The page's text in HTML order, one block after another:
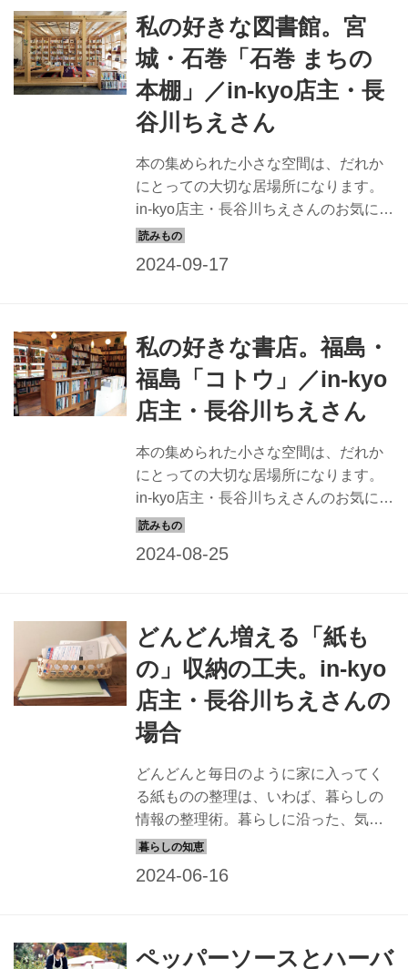
私の好きな図書館。宮
城・石巻「石巻 まちの
本棚」／in-kyo店主・長
谷川ちえさん
本の集められた小さな空間は、だれか
にとっての大切な居場所になります。
in-kyo店主・長谷川ちえさんのお気に入
りの図書館「石巻 まちの本棚」を取材
しました。（『天然生活』2023年9月
私の好きな書店。福島・
福島「コトウ」／in-kyo
店主・長谷川ちえさん
本の集められた小さな空間は、だれか
にとっての大切な居場所になります。
in-kyo店主・長谷川ちえさんのお気に入
りの書店「コトウ」を取材しました。
（『天然生活』2023年9月号掲載）
どんどん増える「紙も
の」収納の工夫。in-kyo
店主・長谷川ちえさんの
場合
どんどんと毎日のように家に入ってく
る紙ものの整理は、いわば、暮らしの
情報の整理術。暮らしに沿った、気負
わずできて続けられる工夫の数々。自
活』2022年9月掲載）
ペッパーソースとハーバ